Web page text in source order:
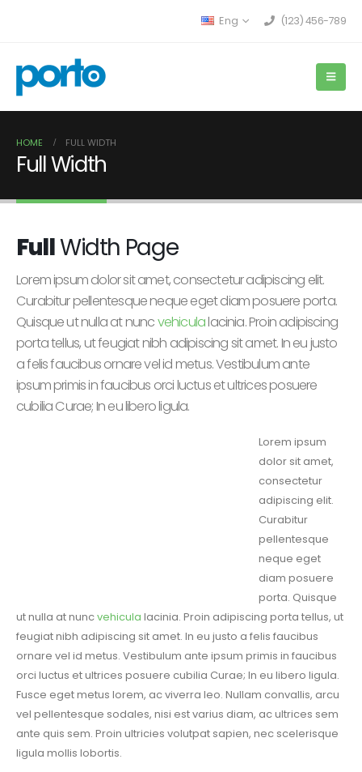
Eng (123) 456-789
HOME FULL WIDTH
Full Width
FullWidth Page
Lorem ipsum dolor sit amet, consectetur adipiscing elit.
Curabitur pellentesque neque eget diam posuere porta.
Quisque ut nulla at nuncvehiculalacinia. Proin adipiscing
porta tellus, ut feugiat nibh adipiscing sit amet. In eu justo
a felis faucibus ornare vel id metus. Vestibulum ante
ipsum primis in faucibus orci luctus et ultrices posuere
cubilia Curae; In eu libero ligula.
Lorem ipsum
dolor sit amet,
consectetur
adipiscing elit.
Curabitur
pellentesque
neque eget
diam posuere
porta. Quisque
ut nulla at nuncvehicula lacinia. Proin adipiscing porta tellus, ut
feugiat nibh adipiscing sit amet. In eu justo a felis faucibus
ornare vel id metus. Vestibulum ante ipsum primis in faucibus
orci luctus et ultrices posuere cubilia Curae; In eu libero ligula.
Fusce eget metus lorem, ac viverra leo. Nullam convallis, arcu
vel pellentesque sodales, nisi est varius diam, ac ultrices sem
ante quis sem. Proin ultricies volutpat sapien, nec scelerisque
ligula mollis lobortis.